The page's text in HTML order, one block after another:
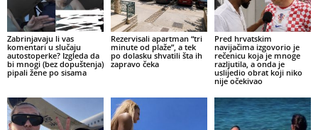
Zabrinjavaju li vas
komentari u slučaju
autostoperke? Izgleda da
bi mnogi (bez dopuštenja)
pipali žene po sisama
Rezervisali apartman “tri
minute od plaže”, a tek
po dolasku shvatili šta ih
zapravo čeka
Pred hrvatskim
navijačima izgovorio je
rečenicu koja je mnoge
razljutila, a onda je
uslijedio obrat koji niko
nije očekivao